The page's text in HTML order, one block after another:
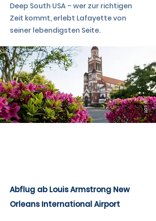
Deep South USA – wer zur richtigen
Zeit kommt, erlebt Lafayette von
seiner lebendigsten Seite.
©LOT
Abflug ab Louis Armstrong New
Orleans International Airport